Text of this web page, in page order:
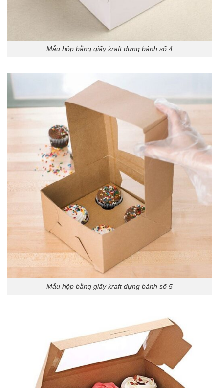
Mẫu hộp bằng giấy kraft đựng bánh số 4
Mẫu hộp bằng giấy kraft đựng bánh số 5